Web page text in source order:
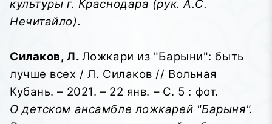
культуры г. Краснодара (рук. А.С.
Нечитайло).
Силаков, Л. Ложкари из "Барыни": быть
лучше всех / Л. Силаков // Вольная
Кубань. – 2021. – 22 янв. – С. 5 : фот.
О детском ансамбле ложкарей "Барыня".